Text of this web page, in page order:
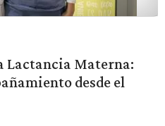
Lactancia Materna:
desde el